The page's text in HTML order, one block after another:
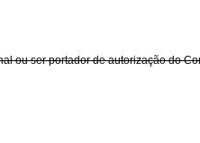
ou ser portador de autorização do